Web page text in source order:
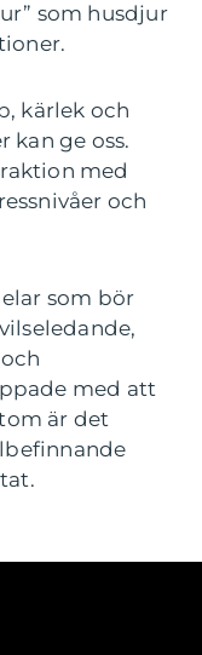
som husdjur
kärlek och
kan ge oss.
med
och
som bör
med att
är det